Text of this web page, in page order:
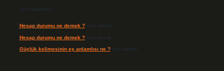
Son Yorumlar
Hesap durumu ne demek ?için admin
Hesap durumu ne demek ?için Haluk
Güçlük kelimesinin eş anlamlısı ne ?için admin